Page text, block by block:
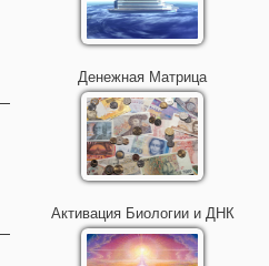
Денежная Матрица
Активация Биологии и ДНК